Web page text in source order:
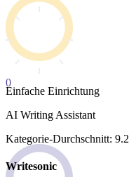
0
Einfache Einrichtung
AI Writing Assistant
Kategorie-Durchschnitt: 9.2
Writesonic